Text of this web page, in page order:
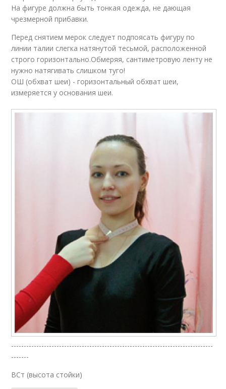
На фигуре должна быть тонкая одежда, не дающая
чрезмерной прибавки.
Перед снятием мерок следует подпоясать фигуру по
линии талии слегка натянутой тесьмой, расположенной
строго горизонтально.Обмеряя, сантиметровую ленту не
нужно натягивать слишком туго!
ОШ (обхват шеи) - горизонтальный обхват шеи,
измеряется у основания шеи.
--------------------------------------------------------------------------------
-------
ВСт (высота стойки)